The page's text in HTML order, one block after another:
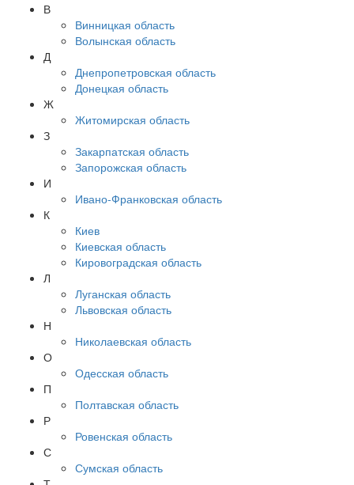
В
Винницкая область
Волынская область
Д
Днепропетровская область
Донецкая область
Ж
Житомирская область
З
Закарпатская область
Запорожская область
И
Ивано-Франковская область
К
Киев
Киевская область
Кировоградская область
Л
Луганская область
Львовская область
Н
Николаевская область
О
Одесская область
П
Полтавская область
Р
Ровенская область
С
Сумская область